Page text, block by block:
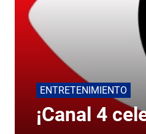
ENTRETENIMIENTO
¡Canal 4